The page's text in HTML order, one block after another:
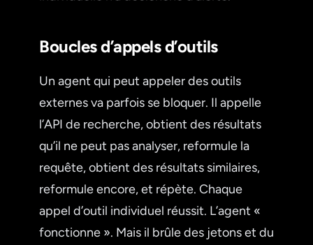
Boucles d’appels d’outils
Un agent qui peut appeler des outils
externes va parfois se bloquer. Il appelle
l’API de recherche, obtient des résultats
qu’il ne peut pas analyser, reformule la
requête, obtient des résultats similaires,
reformule encore, et répète. Chaque
appel d’outil individuel réussit. L’agent «
fonctionne ». Mais il brûle des jetons et du